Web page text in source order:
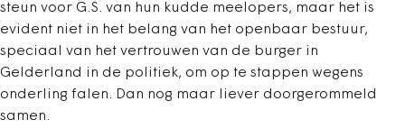
steun voor G.S. van hun kudde meelopers, maar het is
evident niet in het belang van het openbaar bestuur,
speciaal van het vertrouwen van de burger in
Gelderland in de politiek, om op te stappen wegens
onderling falen. Dan nog maar liever doorgerommeld
samen.